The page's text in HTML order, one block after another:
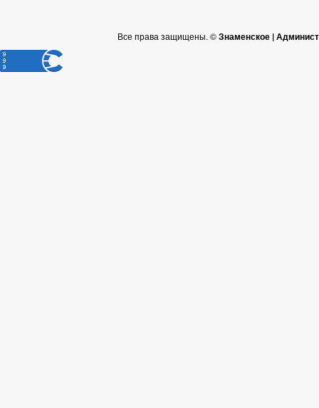
Все права защищены. ©Знаменское |